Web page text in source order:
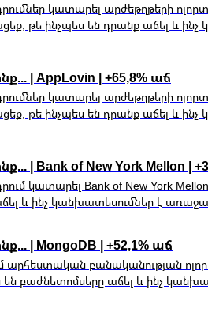
կատարել արժեթղթերի
թե ինչպես են դրանք աճել և
| AppLovin | +65,8% աճ
կատարել արժեթղթերի
թե ինչպես են դրանք աճել և
| Bank of New York Mellon |
կատարել Bank of New York
և ինչ կանխատեսումներ է
| MongoDB | +52,1% աճ
բանականության
բաժնետոմսերը աճել և ինչ